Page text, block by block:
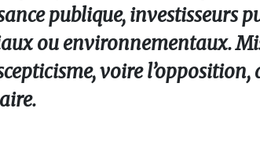
publique, investisseurs
ou environnementaux.
voire l’opposition,